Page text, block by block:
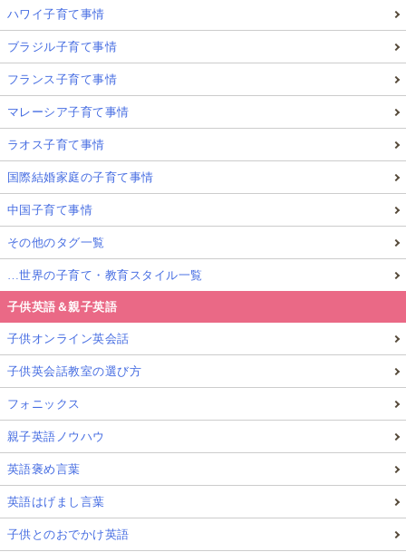
ハワイ子育て事情
ブラジル子育て事情
フランス子育て事情
マレーシア子育て事情
ラオス子育て事情
国際結婚家庭の子育て事情
中国子育て事情
その他のタグ一覧
…世界の子育て・教育スタイル一覧
子供英語＆親子英語
子供オンライン英会話
子供英会話教室の選び方
フォニックス
親子英語ノウハウ
英語褒め言葉
英語はげまし言葉
子供とのおでかけ英語